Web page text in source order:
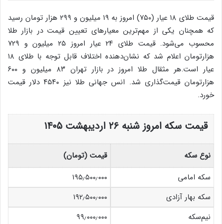
قیمت طلای ۱۸ عیار (۷۵۰) امروز به ۱۹ میلیون و ۲۹۹ هزار تومان رسید
که همچنان یکی از مهم‌ترین معیارهای تعیین قیمت در بازار طلا
محسوب می‌شود. قیمت طلای ۲۴ عیار امروز ۲۵ میلیون و ۷۲۹
هزارتومان اعلام شد که نشان‌دهنده اختلاف قابل توجه با طلای ۱۸
عیار است.هر مثقال طلا امروز در بازار تهران ۸۳ میلیون و ۶۰۰
هزارتومان قیمت‌گذاری شد. انس جهانی طلا نیز ۴۵۴۰ دلار قیمت
خورد.
قیمت سکه امروز شنبه ۲۶ اردیبهشت ۱۴۰۵
نوع سکه
قیمت (تومان)
سکه امامی
۱۹۵٫۵۰۰٫۰۰۰
سکه بهار آزادی
۱۹۲٫۵۰۰٫۰۰۰
نیم‌سکه
۹۹٫۰۰۰٫۰۰۰